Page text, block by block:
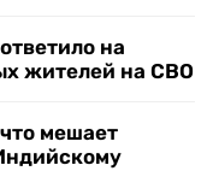
на
жителей на СВО
мешает